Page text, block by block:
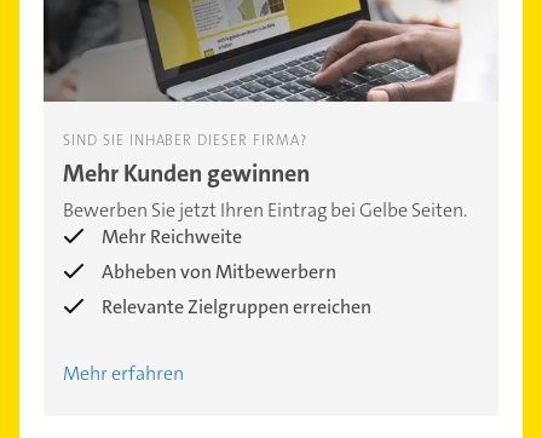
SIND SIE INHABER DIESER FIRMA?
Mehr Kunden gewinnen
Bewerben Sie jetzt Ihren Eintrag bei Gelbe Seiten.
Mehr Reichweite
Abheben von Mitbewerbern
Relevante Zielgruppen erreichen
Mehr erfahren